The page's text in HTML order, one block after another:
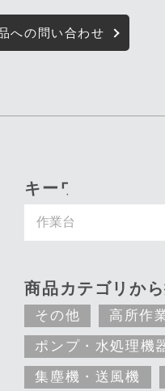
への問い合わせ
キーワード入力で
商品カテゴリか
その他 高所作
ポンプ・水処理機
集塵機・送風機